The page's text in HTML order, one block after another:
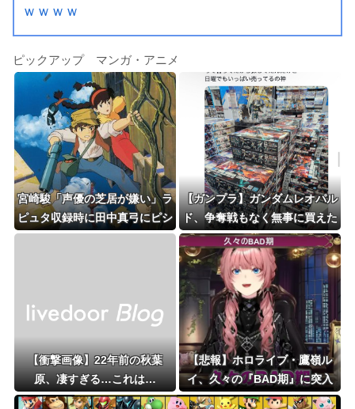
ｗｗｗｗ
ピックアップ マンガ・アニメ
宮崎駿「声優の芝居が嫌い」ラ
ピュタ収録時に田中真弓にピシ
ャリ・・・
【ガンプラ】ガンダムレオパル
ド、争奪戦もなく無事に買えた
模様…欲しい時に買えるのが一
番だよね…
【衝撃画像】22年前の秋葉
原、凄すぎる…これは…
【悲報】ホロライブ・鷹嶺ル
イ、久々の『BAD期』に突入
していたことを告白